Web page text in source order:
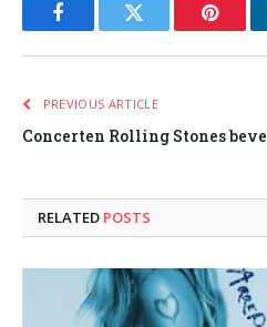
FacebookTwitter
PREVIOUS ARTICLE
Concerten Rolling Stones
RELATED POSTS